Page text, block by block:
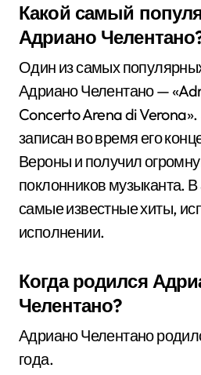
Какой самый
Адриано
Один из самых
Адриано Челентано —
Concerto Arena di
записан во время его
Вероны и получил
поклонников музыканта.
самые известные хиты,
исполнении.
Когда родился
Челентано?
Адриано Челентано
года.